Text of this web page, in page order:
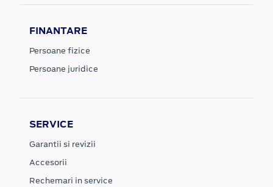
FINANTARE
Persoane fizice
Persoane juridice
SERVICE
Garantii si revizii
Accesorii
Rechemari in service